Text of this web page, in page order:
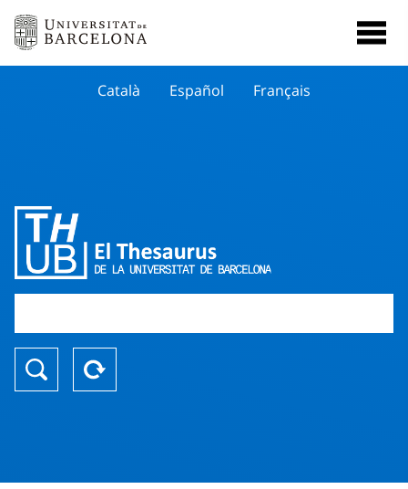
Català Español Français